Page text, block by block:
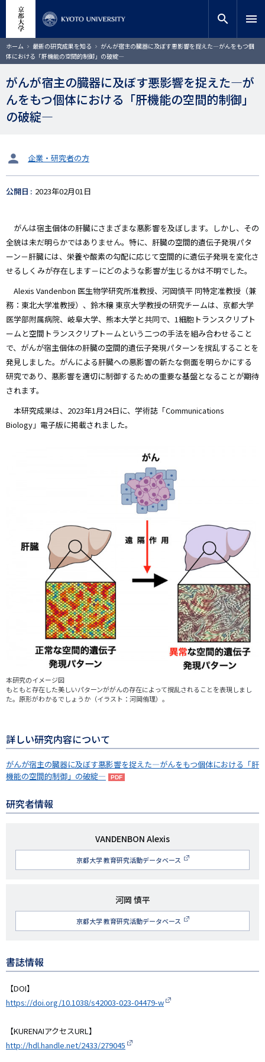
コ
ン
テ
ツ
に
サイト内検索
検索
search menu
ホーム 最新の研究成果を知る
がんが宿主の臓器に及ぼす悪影響を捉えた―がんをもつ個
体における「肝機能の空間的制御」の破綻―
がんが宿主の臓器に及ぼす悪影響を捉えた―が
んをもつ個体における「肝機能の空間的制御」
の破綻―
タ
ッ
企業・研究者の方
公開日 2023年02月01日
がんは宿主個体の肝臓にさまざまな悪影響を及ぼします。しかし、その
全貌は未だ明らかではありません。特に、肝臓の空間的遺伝子発現パタ
ーン－肝臓には、栄養や酸素の勾配に応じて空間的に遺伝子発現を変化さ
せるしくみが存在します－にどのような影響が生じるかは不明でした。
Alexis Vandenbon 医生物学研究所准教授、河岡慎平 同特定准教授（兼
務：東北大学准教授）、鈴木穣 東京大学教授の研究チームは、京都大学
医学部附属病院、岐阜大学、熊本大学と共同で、1細胞トランスクリプト
ームと空間トランスクリプトームという二つの手法を組み合わせること
で、がんが宿主個体の肝臓の空間的遺伝子発現パターンを撹乱することを
発見しました。がんによる肝臓への悪影響の新たな側面を明らかにする
研究であり、悪影響を適切に制御するための重要な基盤となることが期待
されます。
本研究成果は、2023年1月24日に、学術誌「Communications
Biology」電子版に掲載されました。
本研究のイメージ図
もともと存在した美しいパターンががんの存在によって撹乱されることを表現しまし
た。原形がわかるでしょうか（イラスト：河岡侑理）。
詳しい研究内容について
がんが宿主の臓器に及ぼす悪影響を捉えた―がんをもつ個体における「肝
機能の空間的制御」の破綻―
研究者情報
研
究
者
VANDENBON Alexis
京都大学 教育研究活動データベース
研
究
者
河岡 慎平
京都大学 教育研究活動データベース
書誌情報
【DOI】
https://doi.org/10.1038/s42003-023-04479-w
【KURENAIアクセスURL】
http://hdl.handle.net/2433/279045